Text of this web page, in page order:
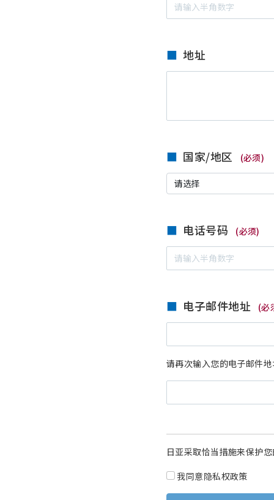
地址
国家/地区 (必须)
电话号码 (必须)
电子邮件地址 (必
请再次输入您的电子邮件
日亚采取恰当措施来保护
我同意隐私权政策